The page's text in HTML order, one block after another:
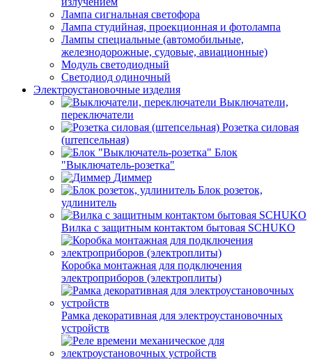
Лампа сигнальная светофора
Лампа студийная, проекционная и фотолампа
Лампы специальные (автомобильные,
железнодорожные, судовые, авиационные)
Модуль светодиодный
Светодиод одиночный
Электроустановочные изделия
Выключатели,
переключатели
Розетка силовая
(штепсельная)
Блок
"Выключатель-розетка"
Диммер
Блок розеток,
удлинитель
Вилка с защитным контактом бытовая SCHUKO
Коробка монтажная для подключения
электроприборов (электроплиты)
Рамка декоративная для электроустановочных
устройств